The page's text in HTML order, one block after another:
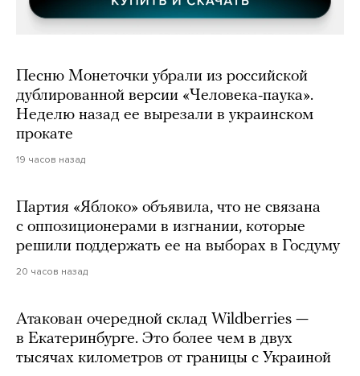
Песню Монеточки убрали из российской
дублированной версии «Человека-паука».
Неделю назад ее вырезали в украинском
прокате
19 часов назад
Партия «Яблоко» объявила, что не связана
с оппозиционерами в изгнании, которые
решили поддержать ее на выборах в Госдуму
20 часов назад
Атакован очередной склад Wildberries —
в Екатеринбурге. Это более чем в двух
тысячах километров от границы с Украиной